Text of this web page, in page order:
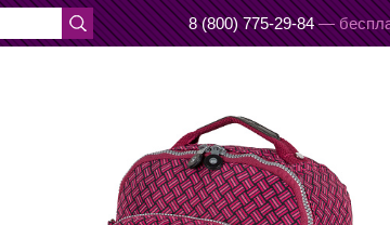
8 (800) 775-29-84 —